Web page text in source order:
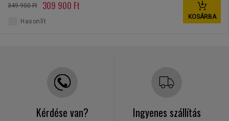
349 900 Ft 309 900 Ft
KOSÁRBA
Hasonlít
Kérdése van? Ingyenes szállítás